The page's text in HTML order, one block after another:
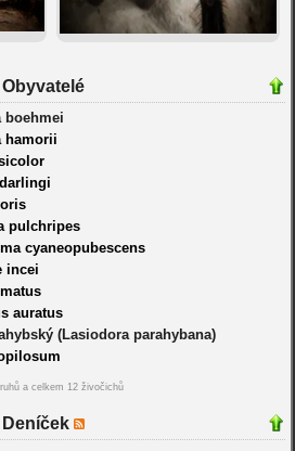
Obyvatelé
boehmei
hamorii
pulchripes
cyaneopubescens
incei
auratus
(Lasiodora parahybana)
a celkem 12 živočichů
Deníček